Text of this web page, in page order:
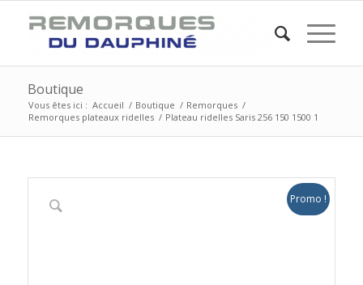
Boutique
Vous êtes ici : Accueil / Boutique / Remorques /
Remorques plateaux ridelles / Plateau ridelles Saris 256 150 1500 1
Promo !